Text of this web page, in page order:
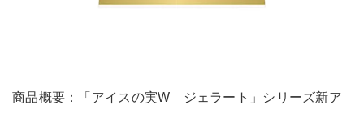
商品概要：「アイスの実W ジェラート」シリーズ新ア